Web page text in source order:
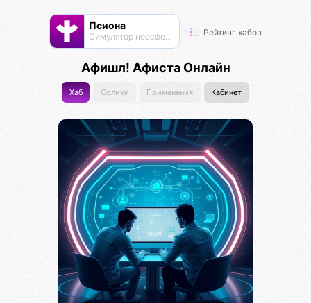
Псиона
Cимулятор ноосферы Рейтинг хабов
Афишл! Афиста Онлайн
Хаб Солики Применения Кабинет